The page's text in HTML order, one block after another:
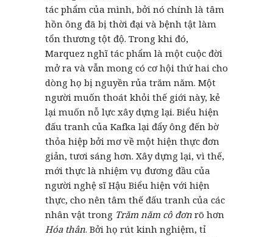
tác phẩm của mình, bởi nó chính là tâm
hồn ông đã bị thời đại và bệnh tật làm
tổn thương tột độ. Trong khi đó,
Marquez nghĩ tác phẩm là một cuộc đời
mở ra và vẫn mong có cơ hội thứ hai cho
dòng họ bị nguyền rủa trăm năm. Một
người muốn thoát khỏi thế giới này, kẻ
lại muốn nỗ lực xây dựng lại. Biểu hiện
đấu tranh của Kafka lại đẩy ông đến bờ
thỏa hiệp bởi mơ về một hiện thực đơn
giản, tươi sáng hơn. Xây dựng lại, vì thế,
mới thực là nhiệm vụ đương đầu của
người nghệ sĩ Hậu Biểu hiện với hiện
thực, cho nên tâm thế đấu tranh của các
nhân vật trong Trăm năm cô đơn rõ hơn
Hóa thân. Bởi họ rút kinh nghiệm, tỉ